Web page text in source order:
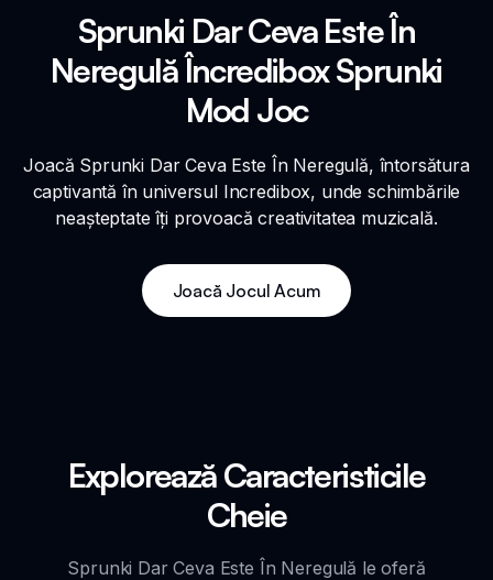
Sprunki Dar Ceva Este În
Neregulă Încredibox Sprunki
Mod Joc
Joacă Sprunki Dar Ceva Este În Neregulă, întorsătura
captivantă în universul Incredibox, unde schimbările
neașteptate îți provoacă creativitatea muzicală.
Joacă Jocul Acum
Explorează Caracteristicile
Cheie
Sprunki Dar Ceva Este În Neregulă le oferă